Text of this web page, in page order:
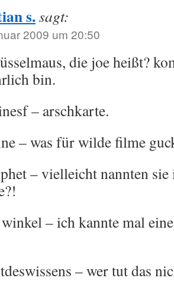
s.sagt:
2009 um 20:50
die joe heißt?
bin.
– arschkarte.
– was für wilde filme
– vielleicht nannten
– ich kannte mal
– wer tut das